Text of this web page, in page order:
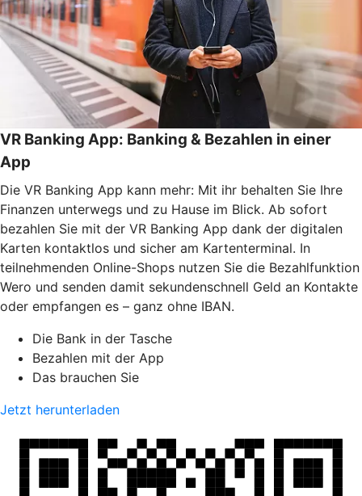
VR Banking App: Banking & Bezahlen in einer
App
Die VR Banking App kann mehr: Mit ihr behalten Sie Ihre
Finanzen unterwegs und zu Hause im Blick. Ab sofort
bezahlen Sie mit der VR Banking App dank der digitalen
Karten kontaktlos und sicher am Kartenterminal. In
teilnehmenden Online-Shops nutzen Sie die Bezahlfunktion
Wero und senden damit sekundenschnell Geld an Kontakte
oder empfangen es – ganz ohne IBAN.
Die Bank in der Tasche
Bezahlen mit der App
Das brauchen Sie
Jetzt herunterladen